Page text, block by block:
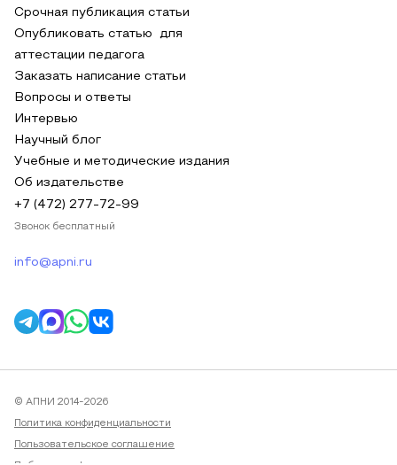
Срочная публикация статьи
Опубликовать статью для
аттестации педагога
Заказать написание статьи
Вопросы и ответы
Интервью
Научный блог
Учебные и методические издания
Об издательстве
+7 (472) 277-72-99
Звонок бесплатный
info@apni.ru
© АПНИ 2014-2026
Политика конфиденциальности
Пользовательское соглашение